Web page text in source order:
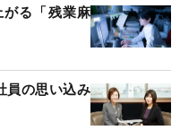
る「残業麻
員の思い込み